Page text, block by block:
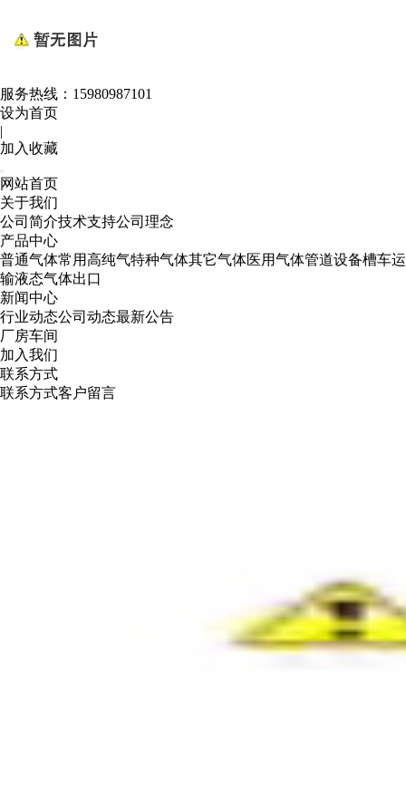
服务热线： 15980987101
设为首页
|
加入收藏
网站首页
关于我们
公司简介技术支持公司理念
产品中心
普通气体常用高纯气特种气体其它气体医用气体管道设备槽车运
输液态气体出口
新闻中心
行业动态公司动态最新公告
厂房车间
加入我们
联系方式
联系方式客户留言